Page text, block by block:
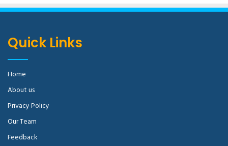
Quick Links
Home
About us
Privacy Policy
Our Team
Feedback